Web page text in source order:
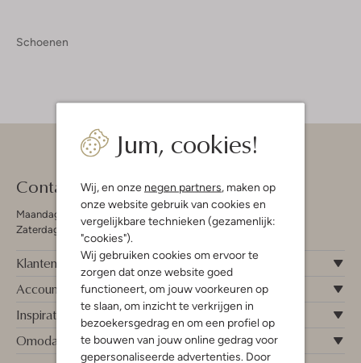
Jum, cookies!
Wij, en onze negen partners , maken op
onze website gebruik van cookies en
vergelijkbare technieken (gezamenlijk:
"cookies").
Wij gebruiken cookies om ervoor te
zorgen dat onze website goed
functioneert, om jouw voorkeuren op
te slaan, om inzicht te verkrijgen in
bezoekersgedrag en om een profiel op
te bouwen van jouw online gedrag voor
gepersonaliseerde advertenties. Door
Schoenen
Contact
Maandag - Vrijdag 09:00 - 19:00 uur
Zaterdag 09:00 - 17:00 uur
Klantenservice
Account
Inspiratie
Omoda